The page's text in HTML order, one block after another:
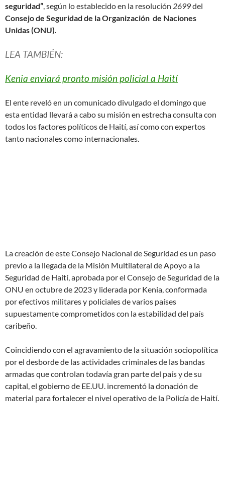
seguridad”, según lo establecido en la resolución 2699del
Consejo de Seguridad de la Organización de Naciones
Unidas (ONU).
LEA TAMBIÉN:
Kenia enviará pronto misión policial a Haití
El ente reveló en un comunicado divulgado el domingo que
esta entidad llevará a cabo su misión en estrecha consulta con
todos los factores políticos de Haití, así como con expertos
tanto nacionales como internacionales.
La creación de este Consejo Nacional de Seguridad es un paso
previo a la llegada de la Misión Multilateral de Apoyo a la
Seguridad de Haití, aprobada por el Consejo de Seguridad de la
ONU en octubre de 2023 y liderada por Kenia, conformada
por efectivos militares y policiales de varios países
supuestamente comprometidos con la estabilidad del país
caribeño.
Coincidiendo con el agravamiento de la situación sociopolítica
por el desborde de las actividades criminales de las bandas
armadas que controlan todavía gran parte del país y de su
capital, el gobierno de EE.UU. incrementó la donación de
material para fortalecer el nivel operativo de la Policía de Haití.